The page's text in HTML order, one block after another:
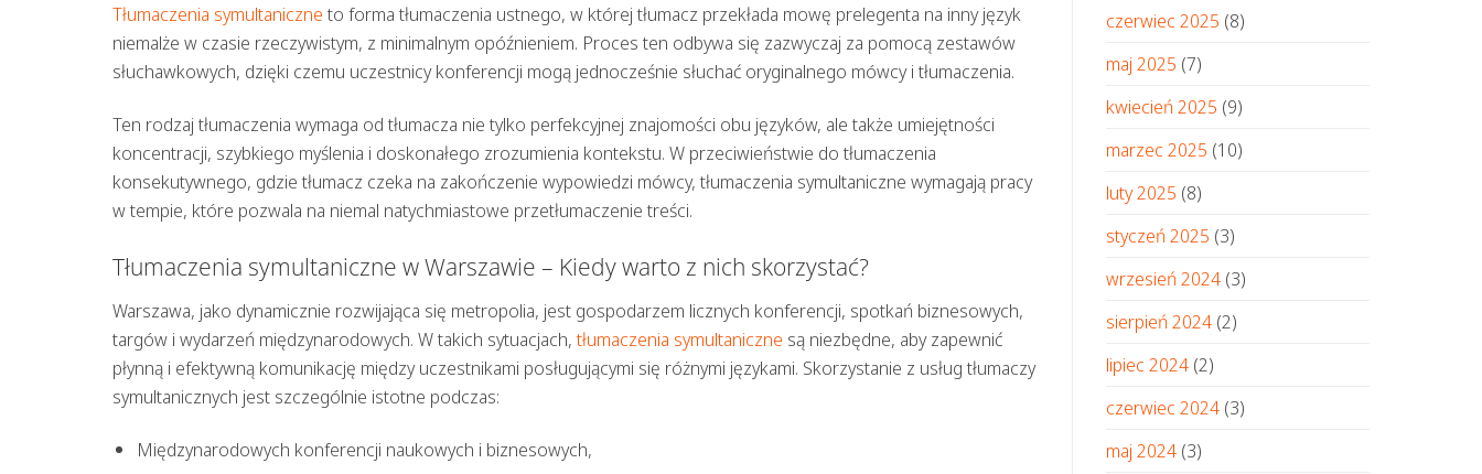
Tłumaczenia symultaniczne to forma tłumaczenia ustnego, w której tłumacz przekłada mowę prelegenta na inny język
niemalże w czasie rzeczywistym, z minimalnym opóźnieniem. Proces ten odbywa się zazwyczaj za pomocą zestawów
słuchawkowych, dzięki czemu uczestnicy konferencji mogą jednocześnie słuchać oryginalnego mówcy i tłumaczenia.
Ten rodzaj tłumaczenia wymaga od tłumacza nie tylko perfekcyjnej znajomości obu języków, ale także umiejętności
koncentracji, szybkiego myślenia i doskonałego zrozumienia kontekstu. W przeciwieństwie do tłumaczenia
konsekutywnego, gdzie tłumacz czeka na zakończenie wypowiedzi mówcy, tłumaczenia symultaniczne wymagają pracy
w tempie, które pozwala na niemal natychmiastowe przetłumaczenie treści.
Tłumaczenia symultaniczne w Warszawie – Kiedy warto z nich skorzystać?
Warszawa, jako dynamicznie rozwijająca się metropolia, jest gospodarzem licznych konferencji, spotkań biznesowych,
targów i wydarzeń międzynarodowych. W takich sytuacjach,tłumaczenia symultaniczne są niezbędne, aby zapewnić
płynną i efektywną komunikację między uczestnikami posługującymi się różnymi językami. Skorzystanie z usług tłumaczy
symultanicznych jest szczególnie istotne podczas:
Międzynarodowych konferencji naukowych i biznesowych,
czerwiec 2025 (8)
maj 2025 (7)
kwiecień 2025 (9)
marzec 2025 (10)
luty 2025 (8)
styczeń 2025 (3)
wrzesień 2024 (3)
sierpień 2024 (2)
lipiec 2024 (2)
czerwiec 2024 (3)
maj 2024 (3)